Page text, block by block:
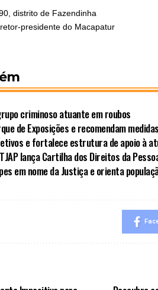
distrito de Fazendinha
presidente do Macapatur
criminoso atuante em roubos
de Exposições e recomendam
e fortalece estrutura de apoio à
lança Cartilha dos Direitos da
em nome da Justiça e orienta